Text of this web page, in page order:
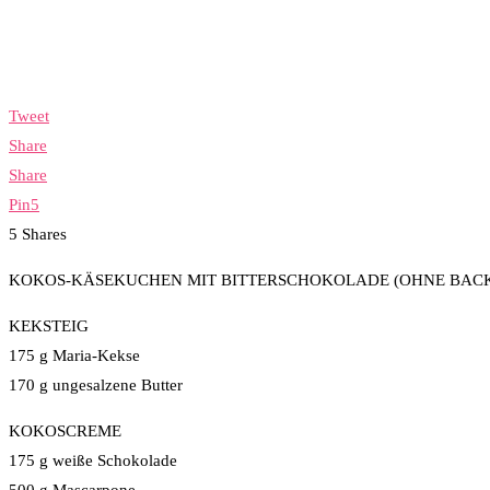
Tweet
Share
Share
Pin5
5 Shares
KOKOS-KÄSEKUCHEN MIT BITTERSCHOKOLADE (OHNE
KEKSTEIG
175 g Maria-Kekse
170 g ungesalzene Butter
KOKOSCREME
175 g weiße Schokolade